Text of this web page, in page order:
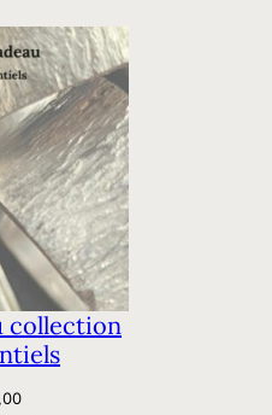
collection